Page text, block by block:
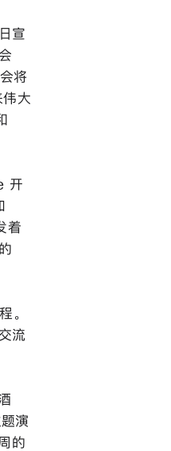
宣
将
伟大
开
着
。
流
演
的